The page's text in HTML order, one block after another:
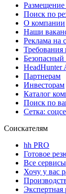
Размещение
Поиск по
О компании
Наши
Реклама на
Безопасный
HeadHunter
Партнерам
Инвесторам
Каталог
Поиск по
Сетка:
Соискателям
hh PRO
Готовое
Все сервисы
Хочу у вас
Экспертная